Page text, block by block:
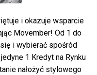
i okazuje wsparcie
Movember! Od 1 do
i wybierać spośród
1 Kredyt na Rynku
nałożyć stylowego